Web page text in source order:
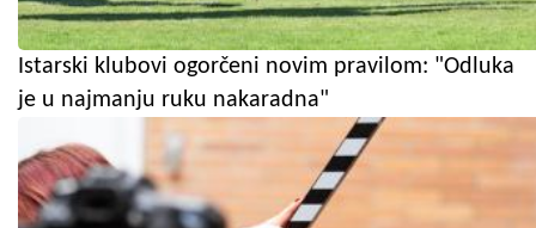
Istarski klubovi ogorčeni novim pravilom: "Odluka
je u najmanju ruku nakaradna"